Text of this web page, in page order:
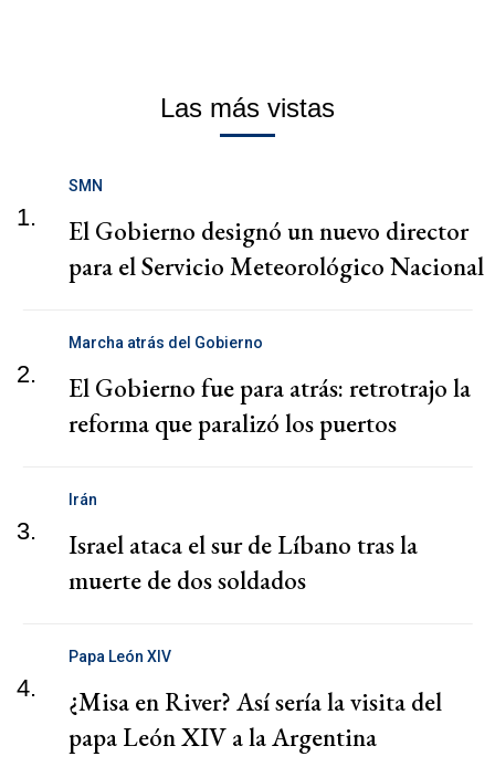
Las más vistas
1.
SMN
El Gobierno designó un nuevo director
para el Servicio Meteorológico Nacional
2.
Marcha atrás del Gobierno
El Gobierno fue para atrás: retrotrajo la
reforma que paralizó los puertos
3.
Irán
Israel ataca el sur de Líbano tras la
muerte de dos soldados
4.
Papa León XIV
¿Misa en River? Así sería la visita del
papa León XIV a la Argentina